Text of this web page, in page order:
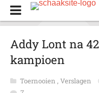
Addy Lont na
kampioen
Toernooien , Verslagen